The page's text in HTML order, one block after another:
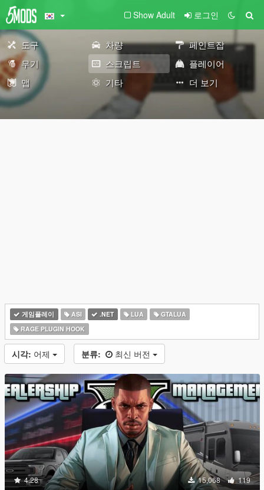
Show Adult 로그인
도구 차량
페인트잡
무기
스크립트
플레이어
맵
기타 더 보기
게임플레이 ASI .NET LUA
GTALUA
RAGE PLUGIN HOOK
시각: 어제 분류: 최신 버전
4.28 15,068 119